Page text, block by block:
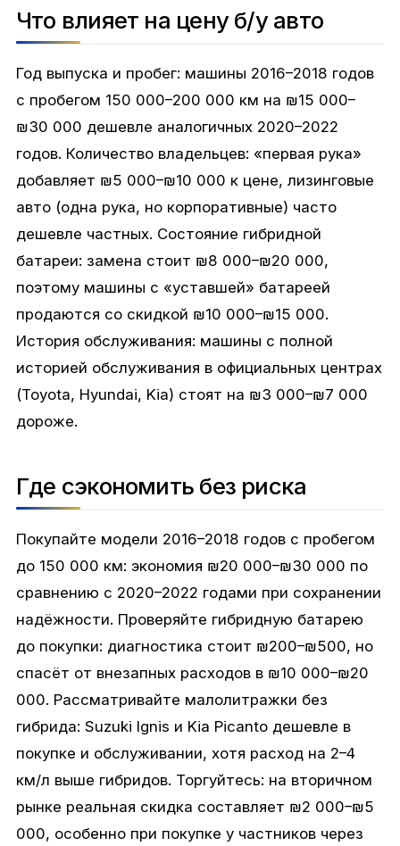
Что влияет на цену б/у авто
Год выпуска и пробег: машины 2016–2018 годов
с пробегом 150 000–200 000 км на ₪15 000–
₪30 000 дешевле аналогичных 2020–2022
годов. Количество владельцев: «первая рука»
добавляет ₪5 000–₪10 000 к цене, лизинговые
авто (одна рука, но корпоративные) часто
дешевле частных. Состояние гибридной
батареи: замена стоит ₪8 000–₪20 000,
поэтому машины с «уставшей» батареей
продаются со скидкой ₪10 000–₪15 000.
История обслуживания: машины с полной
историей обслуживания в официальных центрах
(Toyota, Hyundai, Kia) стоят на ₪3 000–₪7 000
дороже.
Где сэкономить без риска
Покупайте модели 2016–2018 годов с пробегом
до 150 000 км: экономия ₪20 000–₪30 000 по
сравнению с 2020–2022 годами при сохранении
надёжности. Проверяйте гибридную батарею
до покупки: диагностика стоит ₪200–₪500, но
спасёт от внезапных расходов в ₪10 000–₪20
000. Рассматривайте малолитражки без
гибрида: Suzuki Ignis и Kia Picanto дешевле в
покупке и обслуживании, хотя расход на 2–4
км/л выше гибридов. Торгуйтесь: на вторичном
рынке реальная скидка составляет ₪2 000–₪5
000, особенно при покупке у частников через